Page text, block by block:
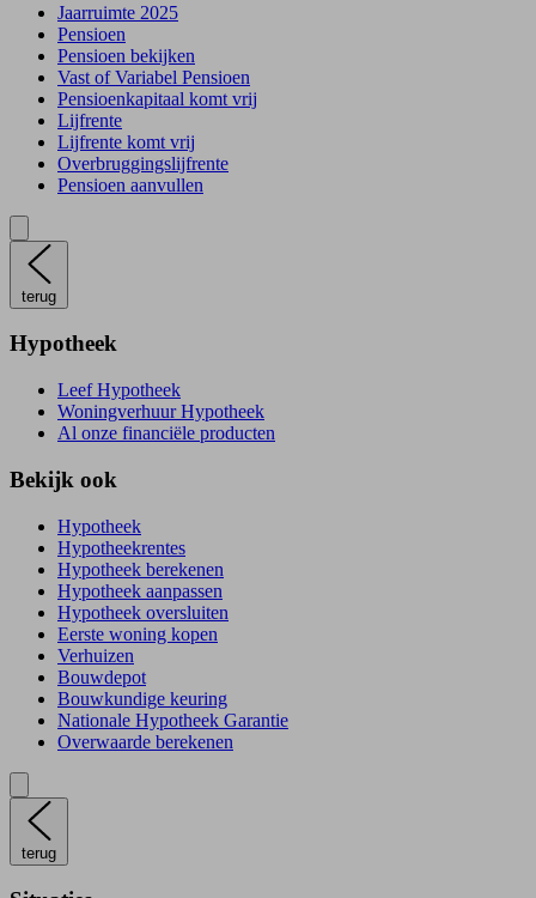
Jaarruimte 2025
Pensioen
Pensioen bekijken
Vast of Variabel Pensioen
Pensioenkapitaal komt vrij
Lijfrente
Lijfrente komt vrij
Overbruggingslijfrente
Pensioen aanvullen
terug
Hypotheek
Leef Hypotheek
Woningverhuur Hypotheek
Al onze financiële producten
Bekijk ook
Hypotheek
Hypotheekrentes
Hypotheek berekenen
Hypotheek aanpassen
Hypotheek oversluiten
Eerste woning kopen
Verhuizen
Bouwdepot
Bouwkundige keuring
Nationale Hypotheek Garantie
Overwaarde berekenen
terug